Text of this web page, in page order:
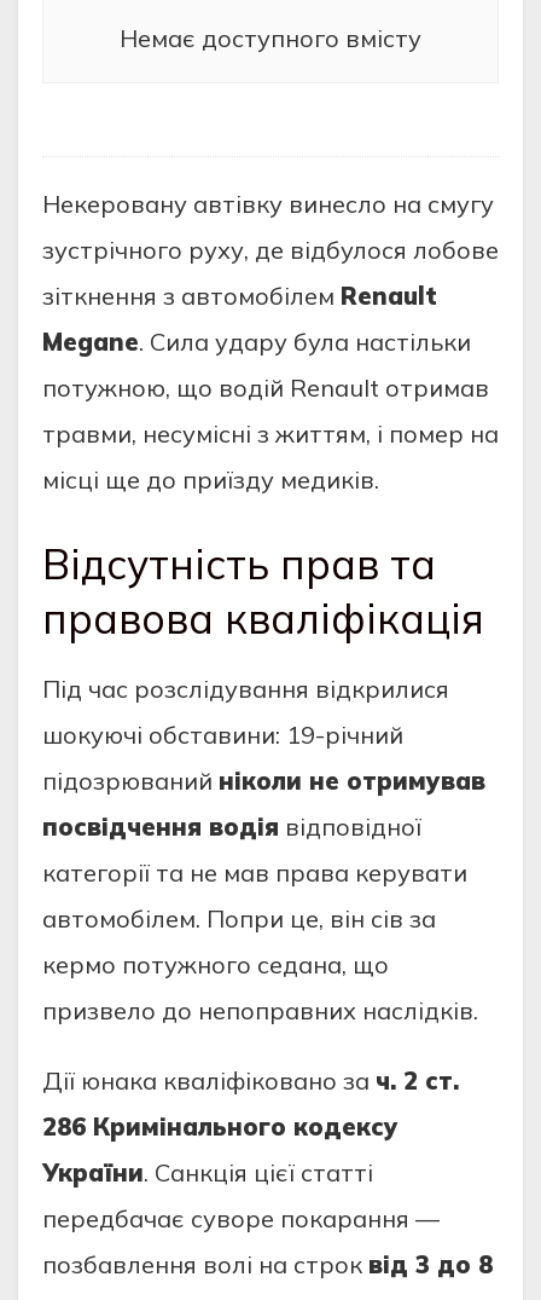
Немає доступного вмісту
Некеровану автівку винесло на смугу
зустрічного руху, де відбулося лобове
зіткнення з автомобілем Renault
Megane. Сила удару була настільки
потужною, що водій Renault отримав
травми, несумісні з життям, і помер на
місці ще до приїзду медиків.
Відсутність прав та
правова кваліфікація
Під час розслідування відкрилися
шокуючі обставини: 19-річний
підозрюваний ніколи не отримував
посвідчення водія відповідної
категорії та не мав права керувати
автомобілем. Попри це, він сів за
кермо потужного седана, що
призвело до непоправних наслідків.
Дії юнака кваліфіковано за ч. 2 ст.
286 Кримінального кодексу
України. Санкція цієї статті
передбачає суворе покарання —
позбавлення волі на строк від 3 до 8